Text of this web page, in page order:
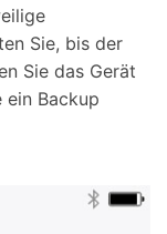
Sie, bis der
Sie das Gerät
ein Backup